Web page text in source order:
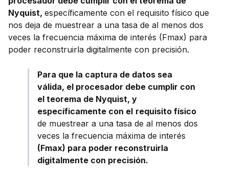
Nyquist, específicamente con el requisito físico que
nos deja de muestrear a una tasa de al menos dos
veces la frecuencia máxima de interés (Fmax) para
poder reconstruirla digitalmente con precisión.
Para que la captura de datos sea
válida, el procesador debe cumplir con
el teorema de Nyquist, y
específicamente con el requisito físico
de muestrear a una tasa de al menos dos
veces la frecuencia máxima de interés
(Fmax) para poder reconstruirla
digitalmente con precisión.